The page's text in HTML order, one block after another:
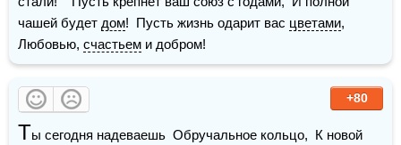
чашей будет дом!  Пусть жизнь одарит вас цветами,
Любовью, счастьем и добром!
+80
Т